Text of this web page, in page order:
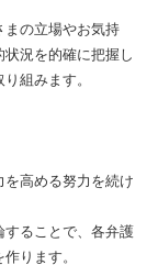
まの立場やお気持
況を的確に把握し
組みます。
高める努力を続け
することで、各弁護
ります。